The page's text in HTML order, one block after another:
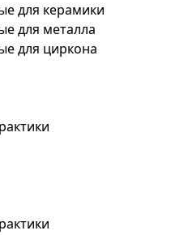
для керамики
для металла
для циркона